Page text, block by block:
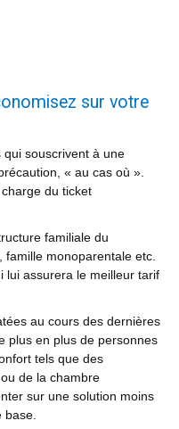
sur votre
souscrivent à une
« au cas où ».
du ticket
familiale du
monoparentale etc.
lui assurera le meilleur tarif
au cours des dernières
plus en plus de personnes
tels que des
de la chambre
sur une solution moins